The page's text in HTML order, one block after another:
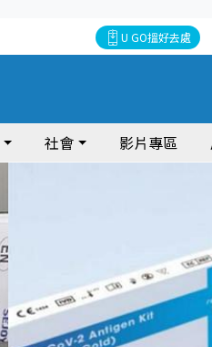
U GO搵好去處
社會 影片專區